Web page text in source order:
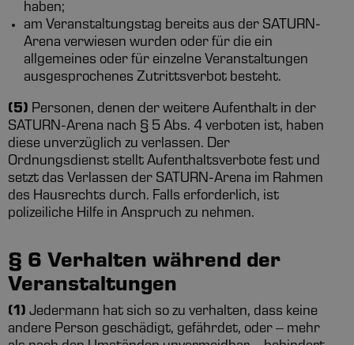
haben;
am Veranstaltungstag bereits aus der SATURN-
Arena verwiesen wurden oder für die ein
allgemeines oder für einzelne Veranstaltungen
ausgesprochenes Zutrittsverbot besteht.
(5) Personen, denen der weitere Aufenthalt in der
SATURN-Arena nach § 5 Abs. 4 verboten ist, haben
diese unverzüglich zu verlassen. Der
Ordnungsdienst stellt Aufenthaltsverbote fest und
setzt das Verlassen der SATURN-Arena im Rahmen
des Hausrechts durch. Falls erforderlich, ist
polizeiliche Hilfe in Anspruch zu nehmen.
§ 6 Verhalten während der
Veranstaltungen
(1) Jedermann hat sich so zu verhalten, dass keine
andere Person geschädigt, gefährdet, oder – mehr